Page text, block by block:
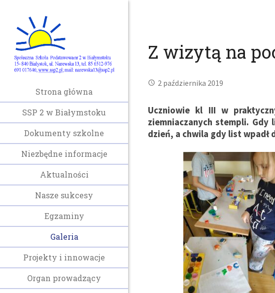
Strona główna
SSP 2 w Białymstoku
Dokumenty szkolne
Niezbędne informacje
Aktualności
Nasze sukcesy
Egzaminy
Galeria
Projekty i innowacje
Organ prowadzący
Z wizytą na
2 października 2019
Uczniowie kl III w
ziemniaczanych stempli.
dzień, a chwila gdy list wpadł